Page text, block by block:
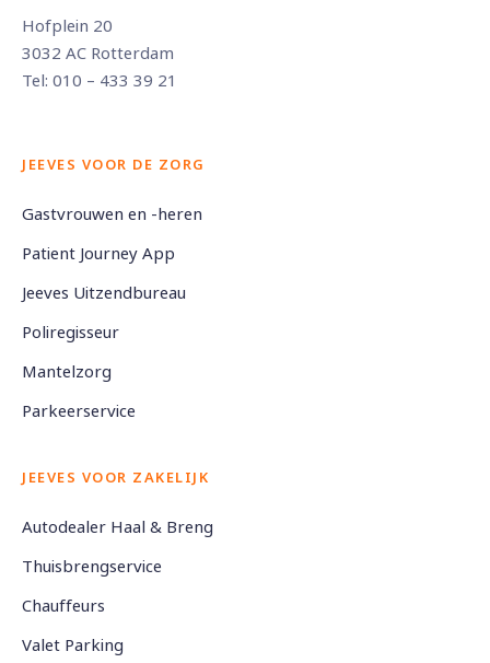
Hofplein 20
3032 AC Rotterdam
Tel: 010 – 433 39 21
JEEVES VOOR DE ZORG
Gastvrouwen en -heren
Patient Journey App
Jeeves Uitzendbureau
Poliregisseur
Mantelzorg
Parkeerservice
JEEVES VOOR ZAKELIJK
Autodealer Haal & Breng
Thuisbrengservice
Chauffeurs
Valet Parking